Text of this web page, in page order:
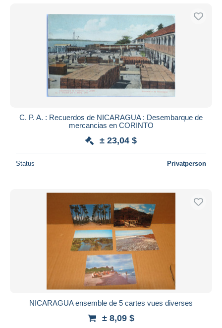
C. P. A. : Recuerdos de NICARAGUA : Desembarque de
mercancias en CORINTO
± 23,04 $
Status Privatperson
NICARAGUA ensemble de 5 cartes vues diverses
± 8,09 $